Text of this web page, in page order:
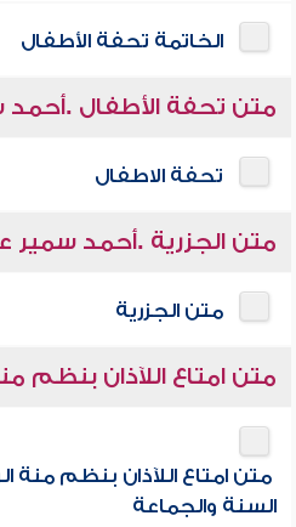
الخاتمة تحفة الأطفال
متن تحفة الأطفال
تحفة الاطفال
متن الجزرية .أحمد
متن الجزرية
متن امتاع اللآذان بنظم
متن امتاع اللآذان بنظم
السنة والجماعة